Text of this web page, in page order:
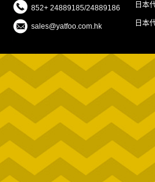
852+ 24889185/24889186
sales@yatfoo.com.hk
日本
日本